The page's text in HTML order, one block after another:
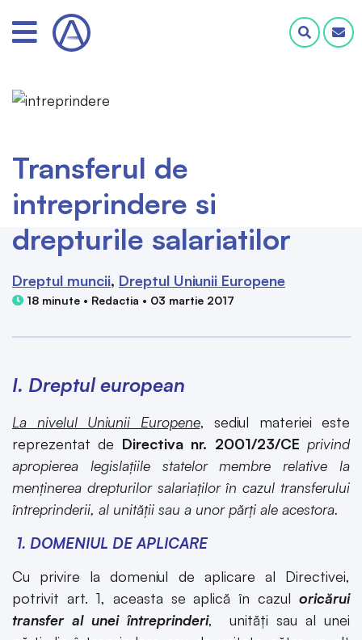
Transferul de
intreprindere si
drepturile salariatilor
Dreptul muncii Dreptul Uniunii Europene
18 minute • Redactia • 03 martie 2017
I. Dreptul european
La nivelul Uniunii Europene, sediul materiei este
reprezentat de Directiva nr. 2001/23/CE privind
apropierea legislațiile statelor membre relative la
menținerea drepturilor salariaților în cazul transferului
întreprinderii, al unității sau a unor părți ale acestora.
1. DOMENIUL DE APLICARE
Cu privire la domeniul de aplicare al Directivei,
potrivit art. 1, aceasta se aplică în cazul oricărui
transfer al unei întreprinderi, unități sau al unei